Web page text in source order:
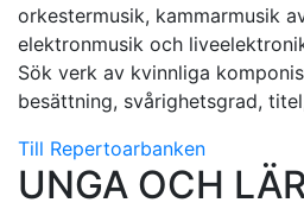
orkestermusik, kammarmusik
elektronmusik och
Sök verk av kvinnliga
besättning, svårighetsgrad,
Till Repertoarbanken
UNGA OCH